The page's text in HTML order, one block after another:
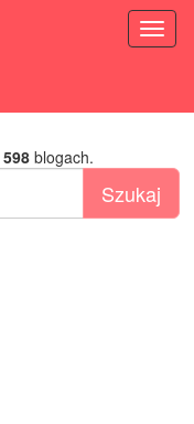
598blogach.